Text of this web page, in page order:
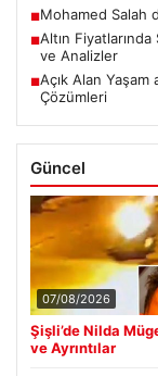
■Mohamed Salah
■Altın
ve Analizler
■Açık Alan Yaşam
Çözümleri
Güncel
07/08/2026
Şişli’de Nilda
ve Ayrıntılar